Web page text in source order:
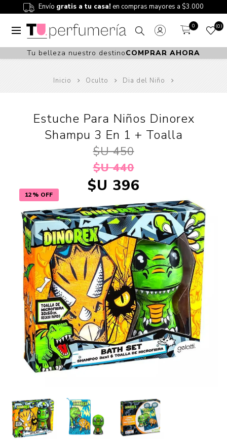
Envío gratis a tu casa! en compras mayores a $3.000
0 0
Tu belleza nuestro destinoCOMPRAR AHORA
Inicio Oculto Dia del Niño
12% OFF
Estuche Para Niños Dinorex
Shampu 3 En 1 + Toalla
$U 450
$U 440
$U 396